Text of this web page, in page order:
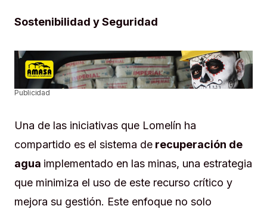
Sostenibilidad y Seguridad
Publicidad
Una de las iniciativas que Lomelín ha
compartido es el sistema de recuperación de
agua implementado en las minas, una estrategia
que minimiza el uso de este recurso crítico y
mejora su gestión. Este enfoque no solo